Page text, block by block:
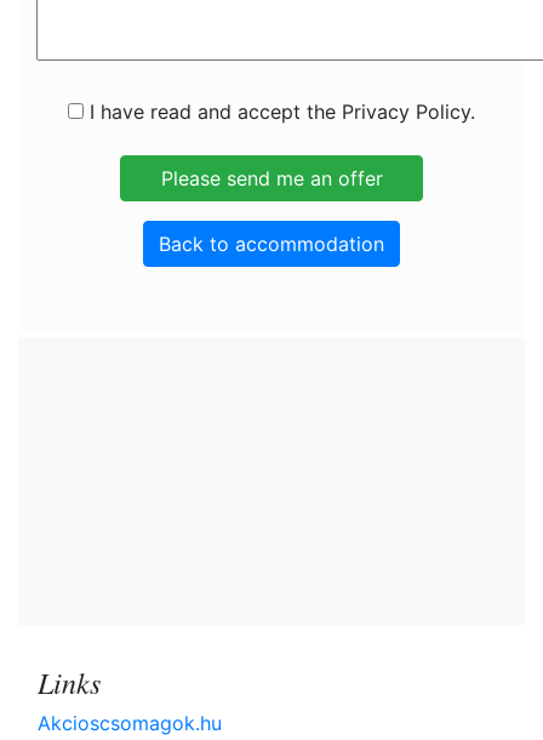
I have read and accept the Privacy Policy.
Back to accommodation
Links
Akcioscsomagok.hu